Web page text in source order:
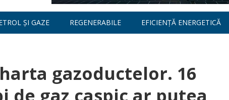
ȘI GAZE REGENERABILE EFICIENȚĂ ENERGETICĂ
gazoductelor. 16